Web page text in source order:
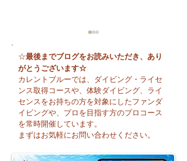
😊 海へ戻る第一歩！リ
フレッシュコース開催♪
☆最後までブログをお読みいただき、あり
がとうございます☆
カレントブルーでは、ダイビング・ライセ
ンス取得コースや、体験ダイビング、ライ
センスをお持ちの方を対象にしたファンダ
イビングや、プロを目指す方のプロコース
を常時開催しています。
まずはお気軽にお問い合わせください。